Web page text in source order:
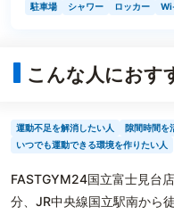
駐車場 シャワー ロッカー
こんな人におす
運動不足を解消したい人
隙間時間を
いつでも運動できる環境を作りたい人
FASTGYM24国立富士見台
分、JR中央線国立駅南から